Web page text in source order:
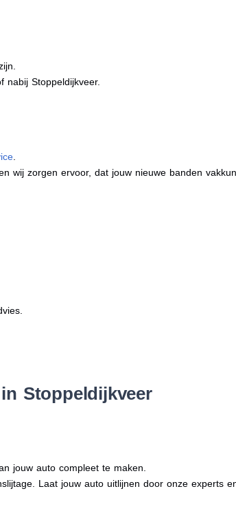
nabij Stoppeldijkveer.
.
wij zorgen ervoor, dat jouw nieuwe banden
Stoppeldijkveer
jouw auto compleet te maken.
Laat jouw auto uitlijnen door onze experts